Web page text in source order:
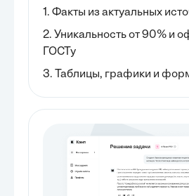
1. Факты из актуальных
2. Уникальность от 90% и
ГОСТу
3. Таблицы, графики и